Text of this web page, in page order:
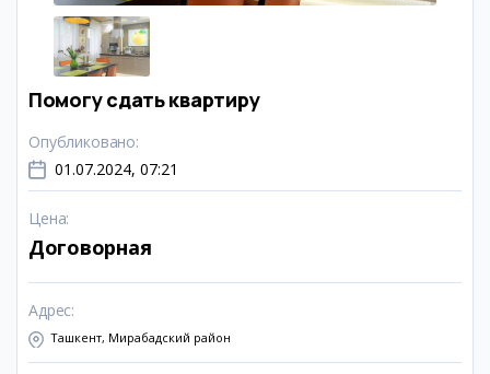
Помогу сдать квартиру
Опубликовано:
01.07.2024, 07:21
Цена:
Договорная
Адрес:
Ташкент, Мирабадский район